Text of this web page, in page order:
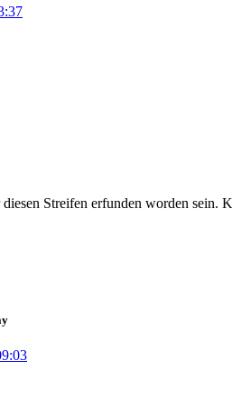
Streifen erfunden worden sein.